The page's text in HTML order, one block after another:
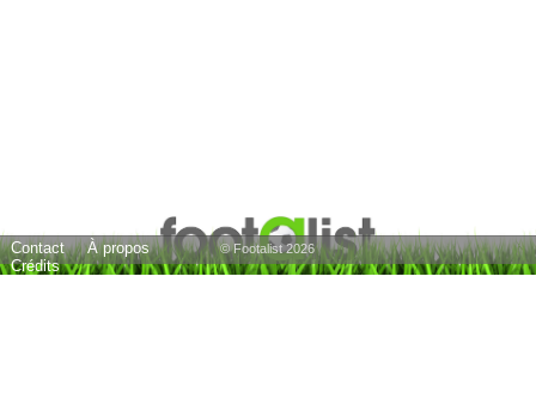
Dominic Calvert-Lewin BU 29
Contact
À propos
Crédits
© Footalist 2026